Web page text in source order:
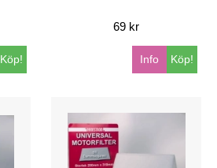
Köp!
69 kr
Köp!
Info